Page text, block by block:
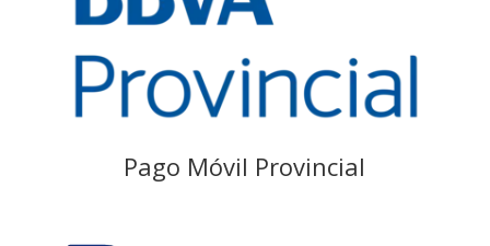
Pago Móvil Provincial